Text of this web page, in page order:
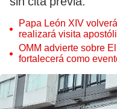
Papa León XIV
realizará visita
OMM advierte sobre
fortalecerá como